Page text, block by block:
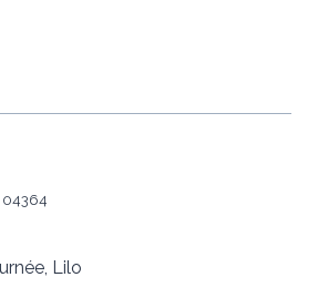
04364
Lilo